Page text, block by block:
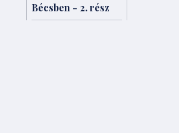
Bécsben - 2. rész